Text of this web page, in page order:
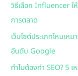
r
:
วิธีเลือก Influencer ใ
การตลาด
เว็บไซต์ประเภทไหนเห
อันดับ Google
ทำไมต้องทำ SEO? 5